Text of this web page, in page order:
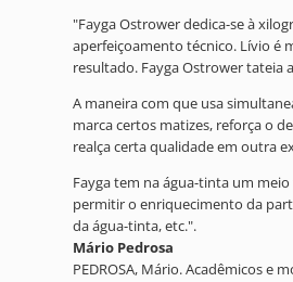
"Fayga Ostrower dedica-se à
aperfeiçoamento técnico. Lívio é
resultado. Fayga Ostrower tateia
A maneira com que usa
marca certos matizes, reforça o
realça certa qualidade em outra
Fayga tem na água-tinta um
permitir o enriquecimento da
da água-tinta, etc.".
Mário Pedrosa
PEDROSA, Mário. Acadêmicos e